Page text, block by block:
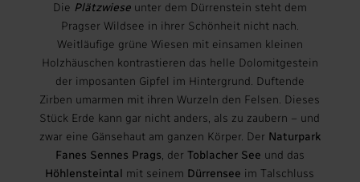
Die Plätzwieseunter dem Dürrenstein steht dem
Pragser Wildsee in ihrer Schönheit nicht nach.
Weitläufige grüne Wiesen mit einsamen kleinen
Holzhäuschen kontrastieren das helle Dolomitgestein
der imposanten Gipfel im Hintergrund. Duftende
Zirben umarmen mit ihren Wurzeln den Felsen. Dieses
Stück Erde kann gar nicht anders, als zu zaubern – und
zwar eine Gänsehaut am ganzen Körper. Der Naturpark
Fanes Sennes Prags, der Toblacher See und das
Höhlensteintal mit seinem Dürrensee im Talschluss